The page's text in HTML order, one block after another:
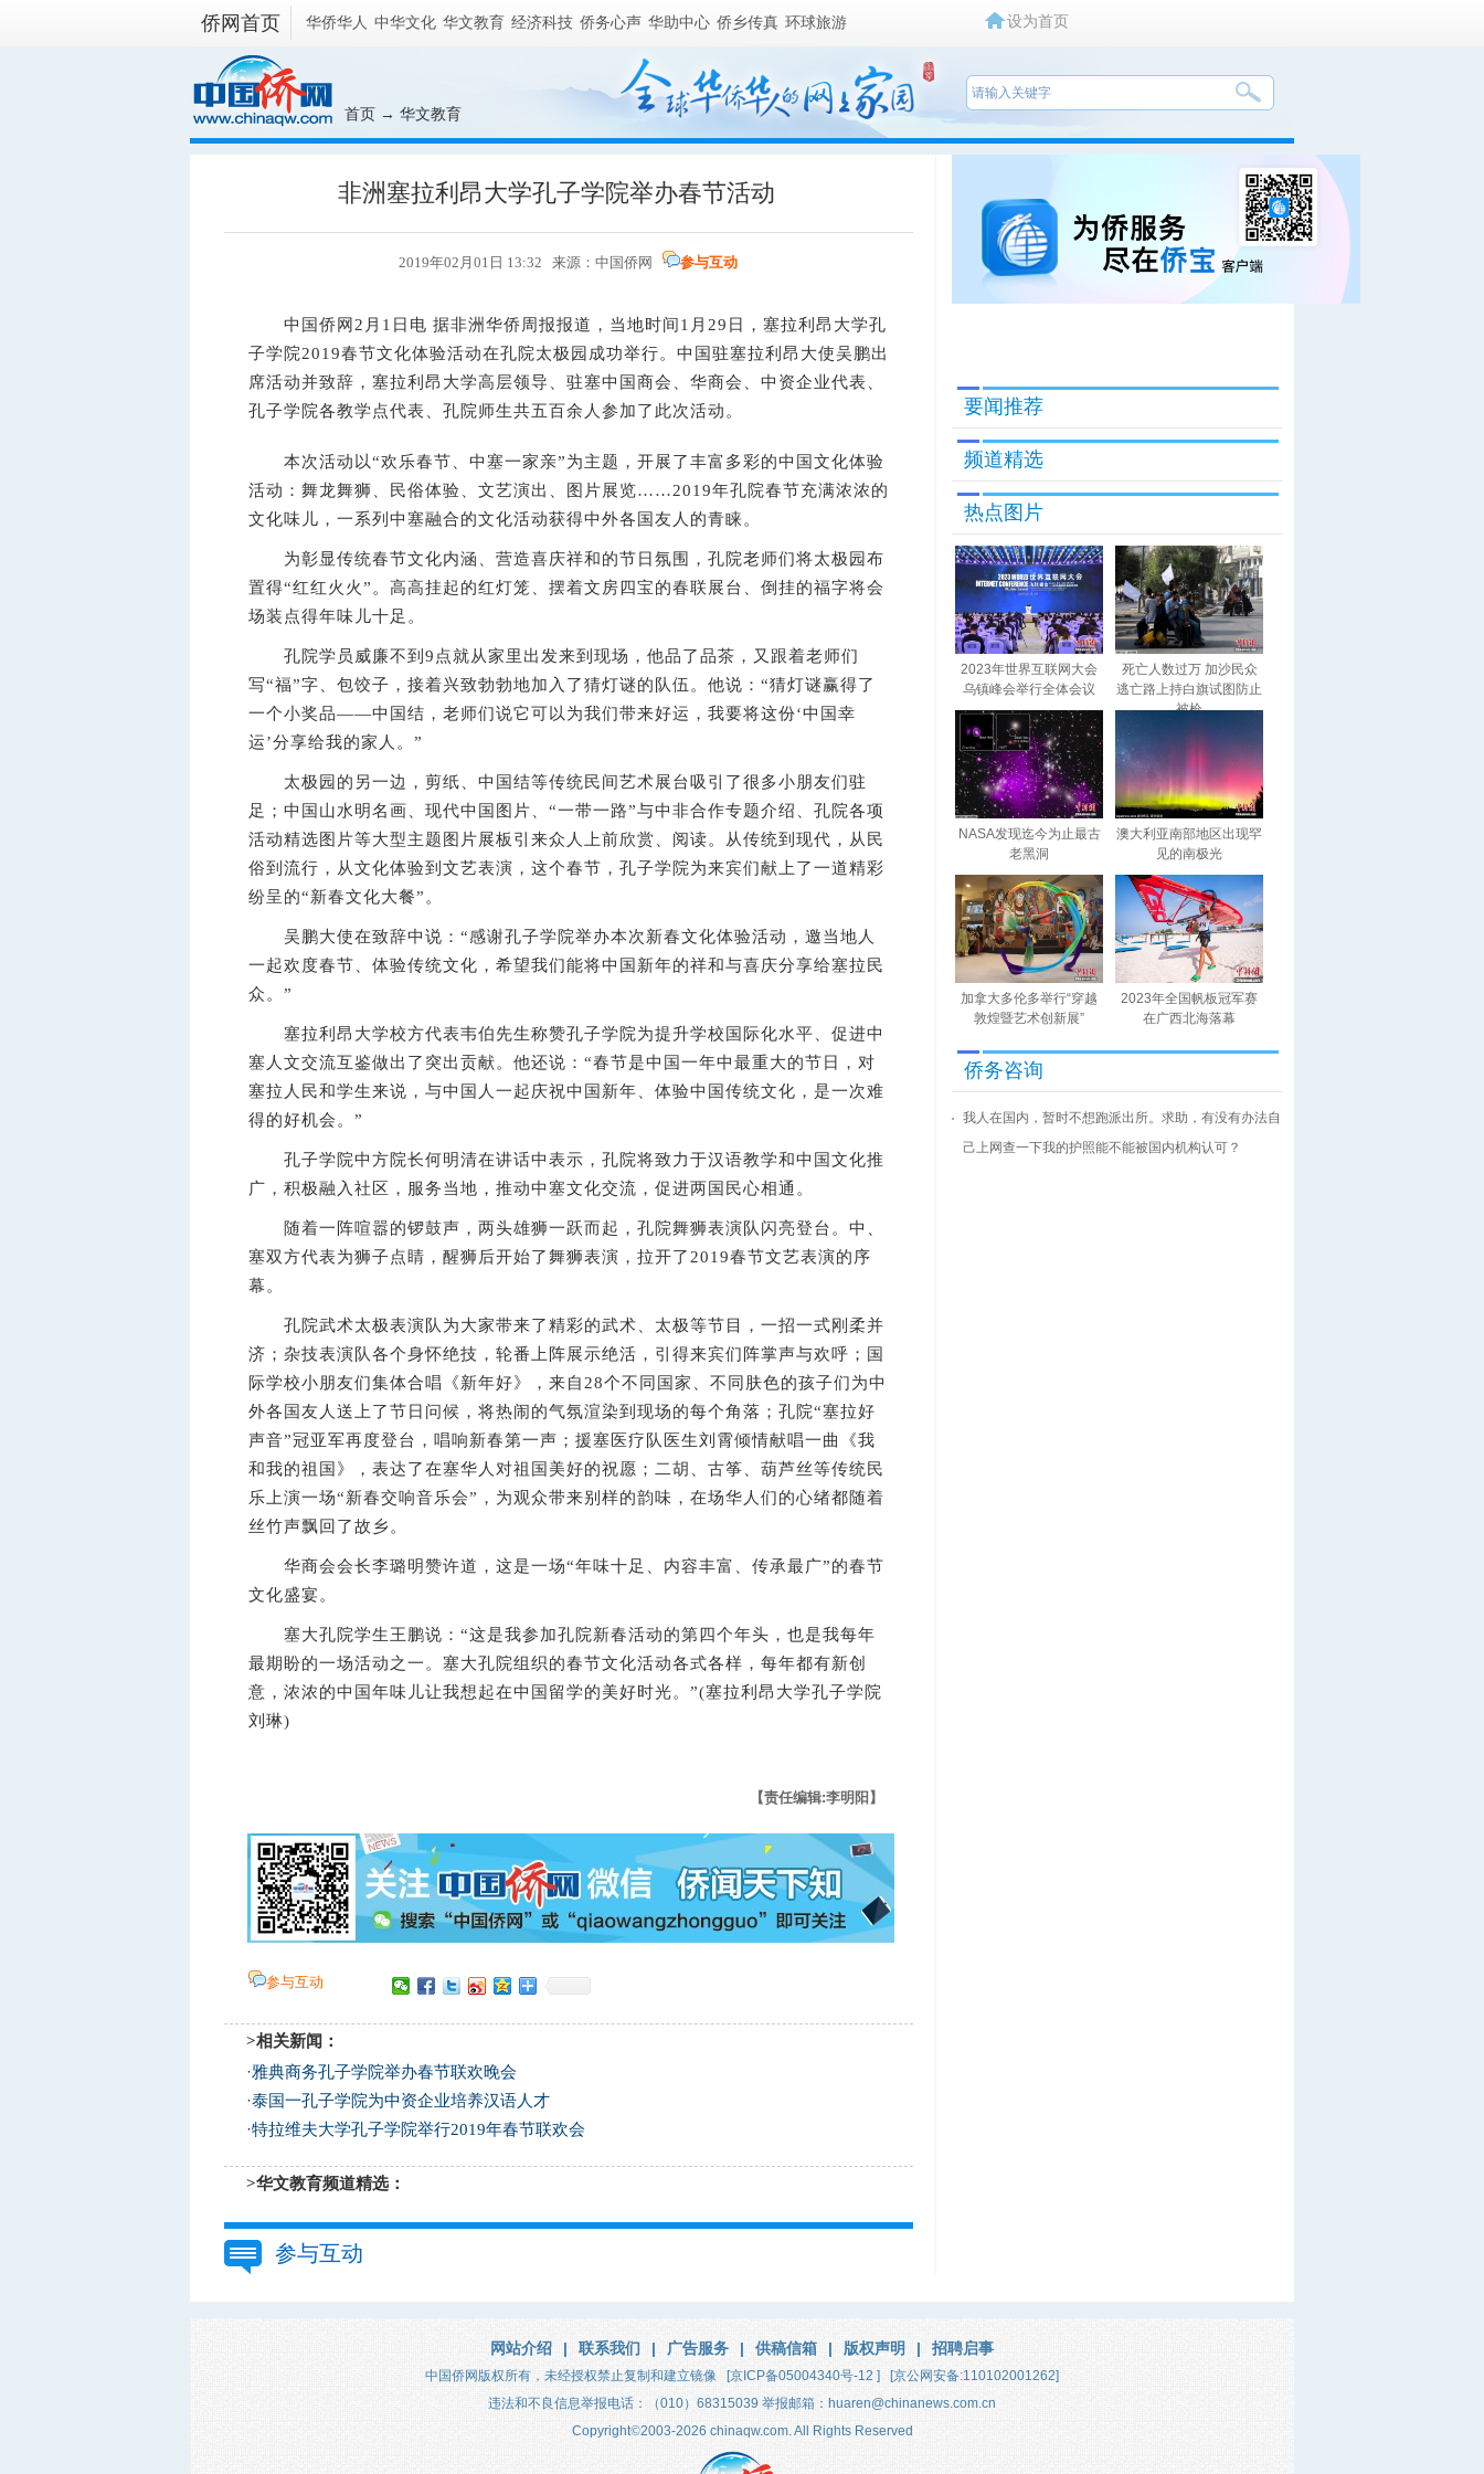
侨网首页 华侨华人 中华文化 华文教育 经济科技 侨务心声 华助中心 侨乡传真 环球旅游 设为首页
首页 → 华文教育
非洲塞拉利昂大学孔子学院举办春节活动
2019年02月01日 13:32 来源： 中国侨网 参与互动
中国侨网2月1日电 据非洲华侨周报报道，当地时间1月29日，塞拉利昂大学孔
子学院2019春节文化体验活动在孔院太极园成功举行。中国驻塞拉利昂大使吴鹏出
席活动并致辞，塞拉利昂大学高层领导、驻塞中国商会、华商会、中资企业代表、
孔子学院各教学点代表、孔院师生共五百余人参加了此次活动。
本次活动以“欢乐春节、中塞一家亲”为主题，开展了丰富多彩的中国文化体验
活动：舞龙舞狮、民俗体验、文艺演出、图片展览……2019年孔院春节充满浓浓的
文化味儿，一系列中塞融合的文化活动获得中外各国友人的青睐。
为彰显传统春节文化内涵、营造喜庆祥和的节日氛围，孔院老师们将太极园布
置得“红红火火”。高高挂起的红灯笼、摆着文房四宝的春联展台、倒挂的福字将会
场装点得年味儿十足。
孔院学员威廉不到9点就从家里出发来到现场，他品了品茶，又跟着老师们
写“福”字、包饺子，接着兴致勃勃地加入了猜灯谜的队伍。他说：“猜灯谜赢得了
一个小奖品——中国结，老师们说它可以为我们带来好运，我要将这份‘中国幸
运’分享给我的家人。”
太极园的另一边，剪纸、中国结等传统民间艺术展台吸引了很多小朋友们驻
足；中国山水明名画、现代中国图片、“一带一路”与中非合作专题介绍、孔院各项
活动精选图片等大型主题图片展板引来众人上前欣赏、阅读。从传统到现代，从民
俗到流行，从文化体验到文艺表演，这个春节，孔子学院为来宾们献上了一道精彩
纷呈的“新春文化大餐”。
吴鹏大使在致辞中说：“感谢孔子学院举办本次新春文化体验活动，邀当地人
一起欢度春节、体验传统文化，希望我们能将中国新年的祥和与喜庆分享给塞拉民
众。”
塞拉利昂大学校方代表韦伯先生称赞孔子学院为提升学校国际化水平、促进中
塞人文交流互鉴做出了突出贡献。他还说：“春节是中国一年中最重大的节日，对
塞拉人民和学生来说，与中国人一起庆祝中国新年、体验中国传统文化，是一次难
得的好机会。”
孔子学院中方院长何明清在讲话中表示，孔院将致力于汉语教学和中国文化推
广，积极融入社区，服务当地，推动中塞文化交流，促进两国民心相通。
随着一阵喧嚣的锣鼓声，两头雄狮一跃而起，孔院舞狮表演队闪亮登台。中、
塞双方代表为狮子点睛，醒狮后开始了舞狮表演，拉开了2019春节文艺表演的序
幕。
孔院武术太极表演队为大家带来了精彩的武术、太极等节目，一招一式刚柔并
济；杂技表演队各个身怀绝技，轮番上阵展示绝活，引得来宾们阵掌声与欢呼；国
际学校小朋友们集体合唱《新年好》，来自28个不同国家、不同肤色的孩子们为中
外各国友人送上了节日问候，将热闹的气氛渲染到现场的每个角落；孔院“塞拉好
声音”冠亚军再度登台，唱响新春第一声；援塞医疗队医生刘霄倾情献唱一曲《我
和我的祖国》，表达了在塞华人对祖国美好的祝愿；二胡、古筝、葫芦丝等传统民
乐上演一场“新春交响音乐会”，为观众带来别样的韵味，在场华人们的心绪都随着
丝竹声飘回了故乡。
华商会会长李璐明赞许道，这是一场“年味十足、内容丰富、传承最广”的春节
文化盛宴。
塞大孔院学生王鹏说：“这是我参加孔院新春活动的第四个年头，也是我每年
最期盼的一场活动之一。塞大孔院组织的春节文化活动各式各样，每年都有新创
意，浓浓的中国年味儿让我想起在中国留学的美好时光。”(塞拉利昂大学孔子学院
刘琳)
【责任编辑:李明阳】
参与互动
>相关新闻：
·雅典商务孔子学院举办春节联欢晚会
·泰国一孔子学院为中资企业培养汉语人才
·特拉维夫大学孔子学院举行2019年春节联欢会
>华文教育频道精选：
参与互动
要闻推荐
频道精选
热点图片
2023年世界互联网大会
乌镇峰会举行全体会议
死亡人数过万 加沙民众
逃亡路上持白旗试图防止
被枪
NASA发现迄今为止最古
老黑洞
澳大利亚南部地区出现罕
见的南极光
加拿大多伦多举行“穿越
敦煌暨艺术创新展”
2023年全国帆板冠军赛
在广西北海落幕
侨务咨询
我人在国内，暂时不想跑派出所。求助，有没有办法自
己上网查一下我的护照能不能被国内机构认可？
网站介绍 | 联系我们 | 广告服务 | 供稿信箱 | 版权声明 | 招聘启事
中国侨网版权所有，未经授权禁止复制和建立镜像 [京ICP备05004340号-12 ]
[京公网安备:110102001262]
违法和不良信息举报电话：（010）68315039 举报邮箱：huaren@chinanews.com.cn
Copyright©2003-2026 chinaqw.com. All Rights Reserved